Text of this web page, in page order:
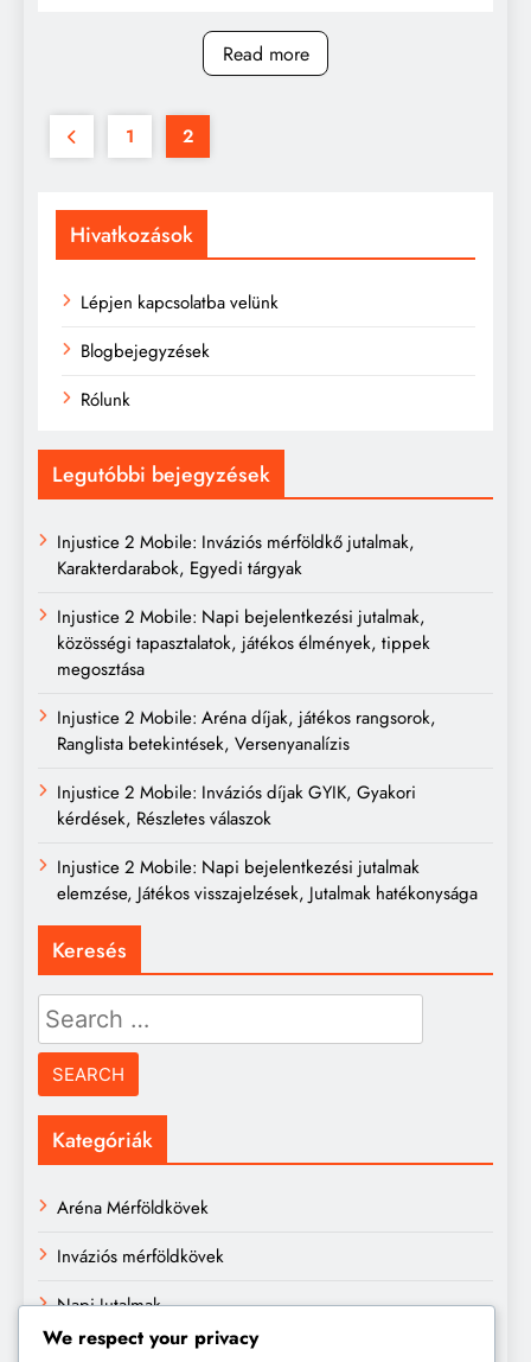
Read more
1 2
Hivatkozások
Lépjen kapcsolatba velünk
Blogbejegyzések
Rólunk
Legutóbbi bejegyzések
Injustice 2 Mobile: Inváziós mérföldkő jutalmak,
Karakterdarabok, Egyedi tárgyak
Injustice 2 Mobile: Napi bejelentkezési jutalmak,
közösségi tapasztalatok, játékos élmények, tippek
megosztása
Injustice 2 Mobile: Aréna díjak, játékos rangsorok,
Ranglista betekintések, Versenyanalízis
Injustice 2 Mobile: Inváziós díjak GYIK, Gyakori
kérdések, Részletes válaszok
Injustice 2 Mobile: Napi bejelentkezési jutalmak
elemzése, Játékos visszajelzések, Jutalmak hatékonysága
Keresés
Search
for:
Kategóriák
Aréna Mérföldkövek
Inváziós mérföldkövek
Napi Jutalmak
We respect your privacy